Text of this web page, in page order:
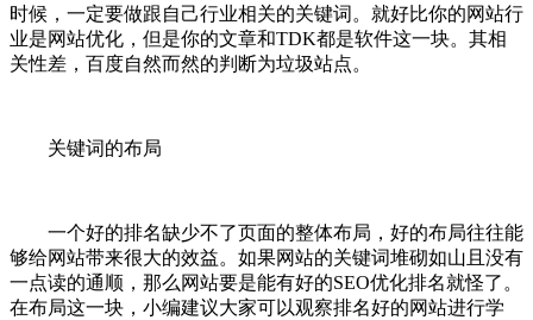
时候，一定要做跟自己行业相关的关键词。就好比你的网站行
业是网站优化，但是你的文章和TDK都是软件这一块。其相
关性差，百度自然而然的判断为垃圾站点。
关键词的布局
一个好的排名缺少不了页面的整体布局，好的布局往往能
够给网站带来很大的效益。如果网站的关键词堆砌如山且没有
一点读的通顺，那么网站要是能有好的SEO优化排名就怪了。
在布局这一块，小编建议大家可以观察排名好的网站进行学